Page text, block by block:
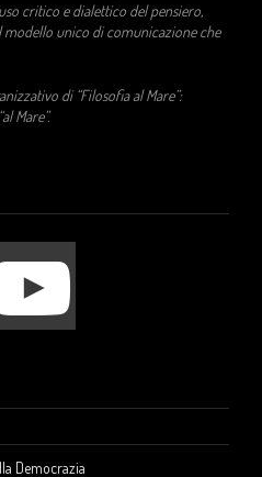
critico e dialettico del pensiero,
unico di comunicazione che
di “Filosofia al Mare”:
Mare”.
Democrazia